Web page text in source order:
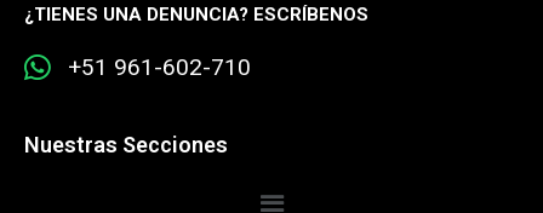
¿TIENES UNA DENUNCIA? ESCRÍBENOS
+51 961-602-710
Nuestras Secciones